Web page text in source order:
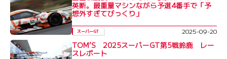
英断。最重量マシンながら予選4番手で「予
想外すぎてびっくり」
スーパーGT 2025-09-20
TOM’S 2025スーパーGT第5戦鈴鹿 レー
スレポート